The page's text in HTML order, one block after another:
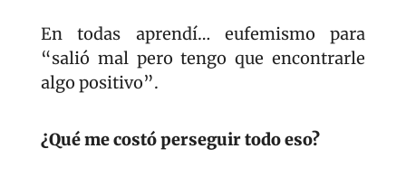
En todas aprendí… eufemismo para
“salió mal pero tengo que encontrarle
algo positivo”.
¿Qué me costó perseguir todo eso?